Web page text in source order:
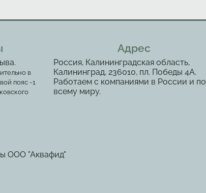
в
пояс -1
Адрес
Россия, Калининградская область,
Калининград, 236010, пл. Победы 4А.
Работаем с компаниями в России и по
всему миру.
ООО "Аквафид"